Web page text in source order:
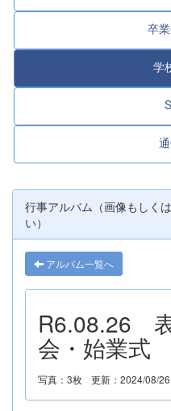
卒
学
行事アルバム（画像もしく
い）
アルバム一覧へ
R6.08.26
会・始業式
写真：3枚 更新：2024/08/26